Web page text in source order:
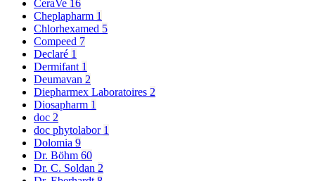
CeraVe 16
Cheplapharm 1
Chlorhexamed 5
Compeed 7
Declaré 1
Dermifant 1
Deumavan 2
Diepharmex Laboratoires 2
Diosapharm 1
doc 2
doc phytolabor 1
Dolomia 9
Dr. Böhm 60
Dr. C. Soldan 2